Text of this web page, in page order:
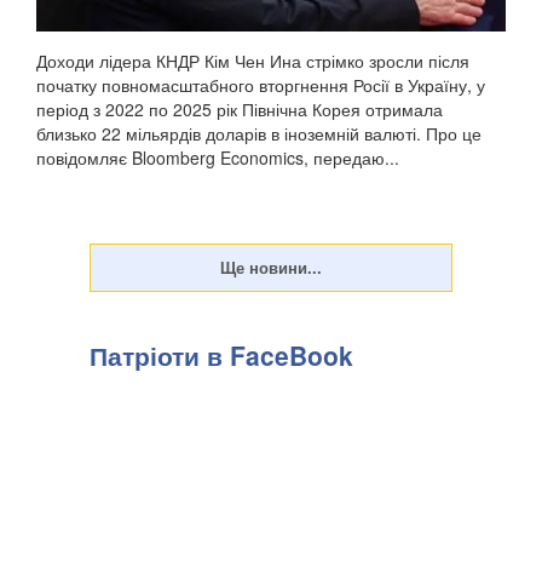
Доходи лідера КНДР Кім Чен Ина стрімко зросли після
початку повномасштабного вторгнення Росії в Україну, у
період з 2022 по 2025 рік Північна Корея отримала
близько 22 мільярдів доларів в іноземній валюті. Про це
повідомляє Bloomberg Economics, передаю...
Патріоти в FaceBook